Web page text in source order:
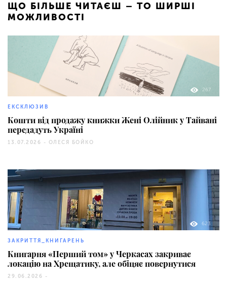
ЩО БІЛЬШЕ ЧИТАЄШ – ТО ШИРШІ
МОЖЛИВОСТІ
267
ЕКСКЛЮЗИВ
Кошти від продажу книжки Жені Олійник у Тайвані
передадуть Україні
13.07.2026 - ОЛЕСЯ БОЙКО
623
ЗАКРИТТЯ_КНИГАРЕНЬ
Книгарня «Перший том» у Черкасах закриває
локацію на Хрещатику, але обіцяє повернутися
29.06.2026 -